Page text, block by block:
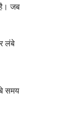
जब
लंबे
समय